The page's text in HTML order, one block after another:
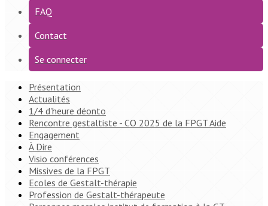
FAQ
Contact
Se connecter
Présentation
Actualités
1/4 d'heure déonto
Rencontre gestaltiste - CO 2025 de la FPGT Aide
Engagement
À Dire
Visio conférences
Missives de la FPGT
Ecoles de Gestalt-thérapie
Profession de Gestalt-thérapeute